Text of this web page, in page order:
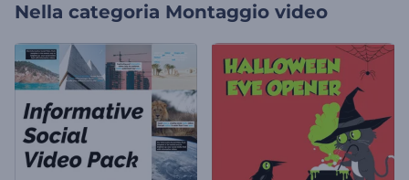
Nella categoria Montaggio video